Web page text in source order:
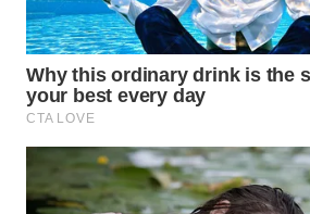
BEKASI
WN
BOGOR
WN
DEPOK